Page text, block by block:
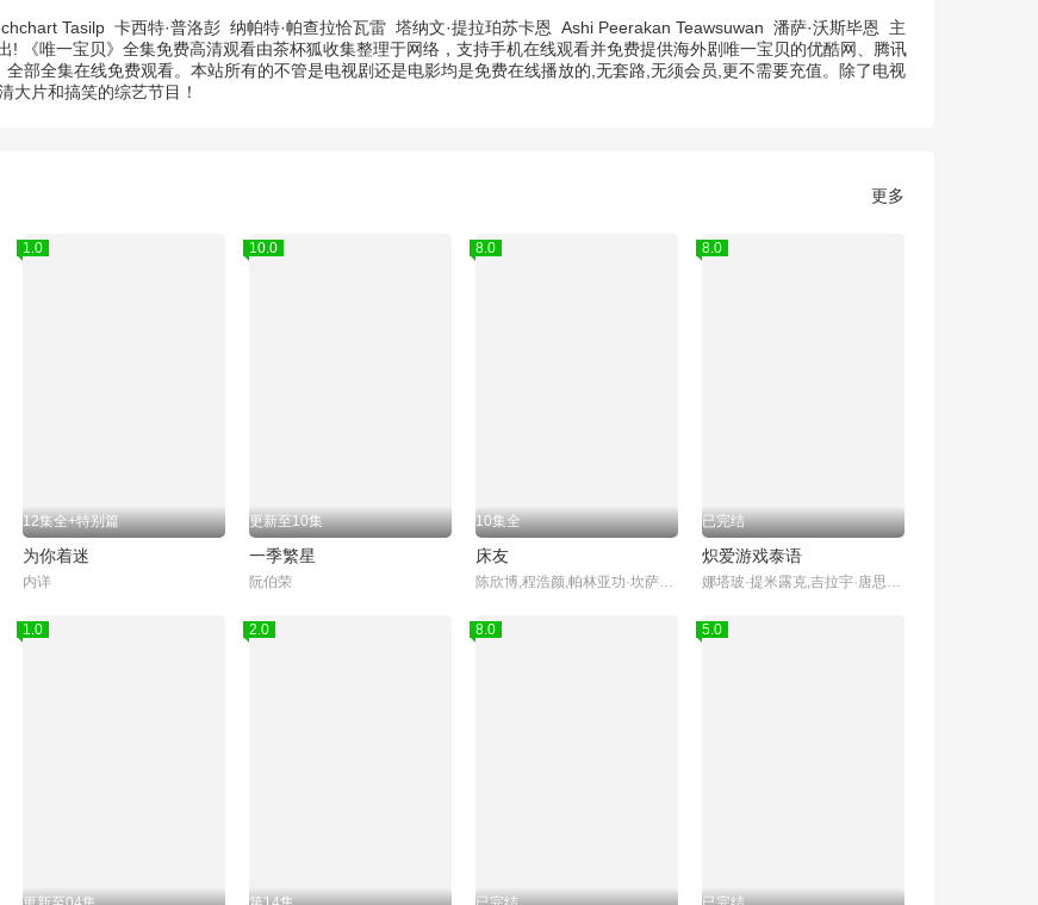
Tasilp 卡西特·普洛彭 纳帕特·帕查拉恰瓦雷 塔纳文·提拉珀苏卡恩 Ashi Peerakan Teawsuwan 潘萨·沃斯毕恩
主
! 《唯一宝贝》全集免费高清观看由茶杯狐收集整理于网络，支持手机在线观看并免费提供海外剧唯一宝贝的优酷网、腾讯
部全集在线免费观看。本站所有的不管是电视剧还是电影均是免费在线播放的,无套路,无须会员,更不需要充值。除了电视
大片和搞笑的综艺节目！
更多
1.0
12集全+特别篇
为你着迷
内详
10.0
更新至10集
一季繁星
阮伯荣
8.0
10集全
床友
陈欣博,程浩颜,帕林亚功·坎萨瓦,图拓·科拉帕特,帕努帕特·阿诺玛契提,索恩塔斯特·布昂加姆,帕辛·利昂武,Chane Tawatson Plengsiriwat,Thomas Teetut Chungmanirat,Mark Sorntast Buangam,Pang Buntarika Singpha,Tom Ratchaneekorn Phanmanee
8.0
已完结
炽爱游戏泰语
娜塔玻·提米露克,吉拉宇·唐思苏克,阿曼娜·古尔,Chatayodom Hiranyatithi,娜姆拉荣·塔尼娅瑞丝,协塔朋·平朋,杜昂达·东卡米尼,皮茶帕·潘图慕钦达
1.0 2.0 8.0 5.0